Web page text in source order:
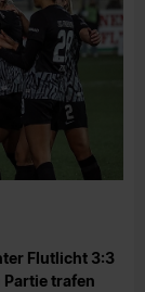
Flutlicht 3:3
Partie trafen